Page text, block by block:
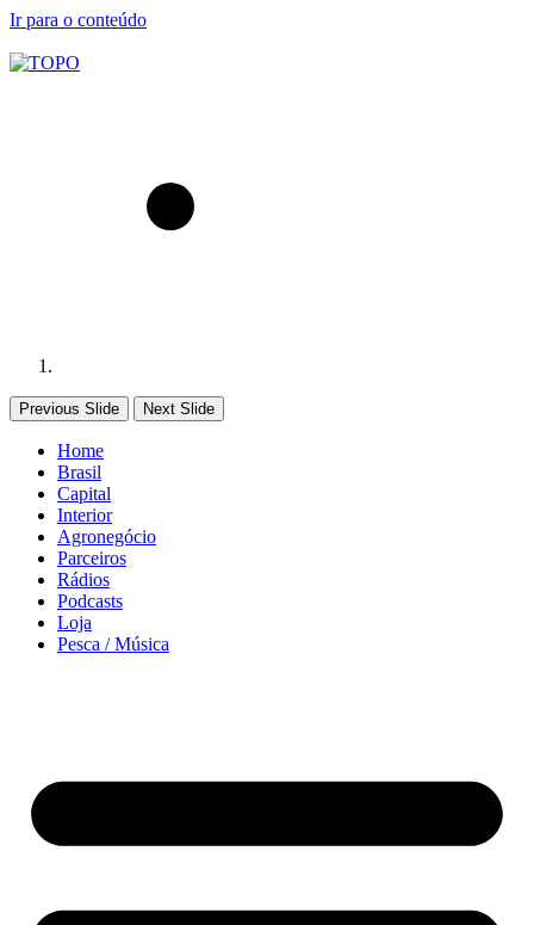
Ir para o conteúdo
Previous Slide Next Slide
Home
Brasil
Capital
Interior
Agronegócio
Parceiros
Rádios
Podcasts
Loja
Pesca / Música